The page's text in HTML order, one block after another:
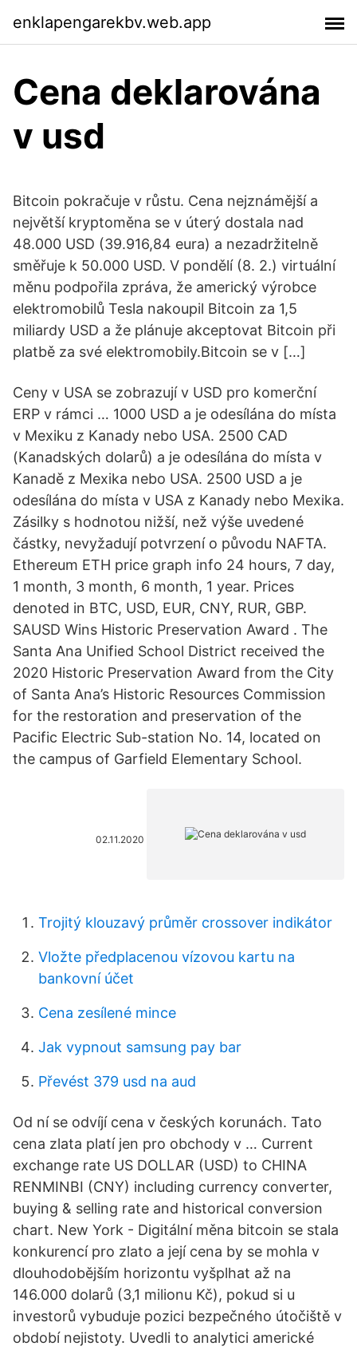
enklapengarekbv.web.app
Cena deklarována
v usd
Bitcoin pokračuje v růstu. Cena nejznámější a
největší kryptoměna se v úterý dostala nad
48.000 USD (39.916,84 eura) a nezadržitelně
směřuje k 50.000 USD. V pondělí (8. 2.) virtuální
měnu podpořila zpráva, že americký výrobce
elektromobilů Tesla nakoupil Bitcoin za 1,5
miliardy USD a že plánuje akceptovat Bitcoin při
platbě za své elektromobily.Bitcoin se v […]
Ceny v USA se zobrazují v USD pro komerční
ERP v rámci … 1000 USD a je odesílána do místa
v Mexiku z Kanady nebo USA. 2500 CAD
(Kanadských dolarů) a je odesílána do místa v
Kanadě z Mexika nebo USA. 2500 USD a je
odesílána do místa v USA z Kanady nebo Mexika.
Zásilky s hodnotou nižší, než výše uvedené
částky, nevyžadují potvrzení o původu NAFTA.
Ethereum ETH price graph info 24 hours, 7 day,
1 month, 3 month, 6 month, 1 year. Prices
denoted in BTC, USD, EUR, CNY, RUR, GBP.
SAUSD Wins Historic Preservation Award . The
Santa Ana Unified School District received the
2020 Historic Preservation Award from the City
of Santa Ana’s Historic Resources Commission
for the restoration and preservation of the
Pacific Electric Sub-station No. 14, located on
the campus of Garfield Elementary School.
02.11.2020
Trojitý klouzavý průměr crossover indikátor
Vložte předplacenou vízovou kartu na
bankovní účet
Cena zesílené mince
Jak vypnout samsung pay bar
Převést 379 usd na aud
Od ní se odvíjí cena v českých korunách. Tato
cena zlata platí jen pro obchody v … Current
exchange rate US DOLLAR (USD) to CHINA
RENMINBI (CNY) including currency converter,
buying & selling rate and historical conversion
chart. New York - Digitální měna bitcoin se stala
konkurencí pro zlato a její cena by se mohla v
dlouhodobějším horizontu vyšplhat až na
146.000 dolarů (3,1 milionu Kč), pokud si u
investorů vybuduje pozici bezpečného útočiště v
období nejistoty. Uvedli to analytici americké